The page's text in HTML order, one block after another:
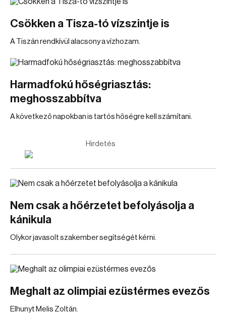
Csökken a Tisza-tó vízszintje is
A Tiszán rendkívül alacsony a vízhozam.
Harmadfokú hőségriasztás:
meghosszabbítva
A következő napokban is tartós hőségre kell számítani.
Hirdetés
Nem csak a hőérzetet befolyásolja a
kánikula
Olykor javasolt szakember segítségét kérni.
Meghalt az olimpiai ezüstérmes evezős
Elhunyt Melis Zoltán.